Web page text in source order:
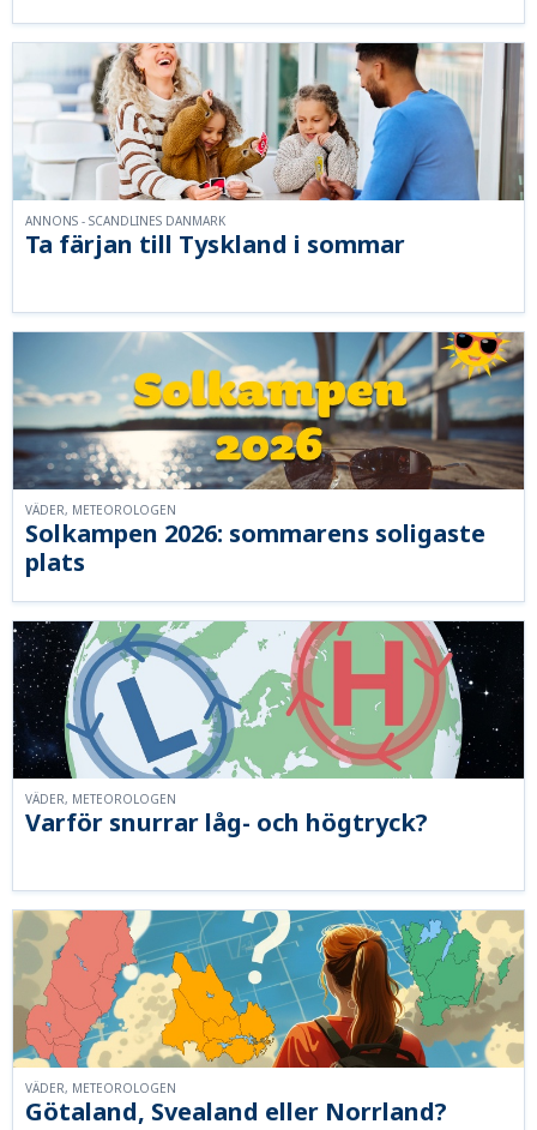
Ta färjan till Tyskland i sommar
ANNONS - SCANDLINES DANMARK
Solkampen 2026: sommarens soligaste
plats
VÄDER, METEOROLOGEN
Varför snurrar låg- och högtryck?
VÄDER, METEOROLOGEN
Götaland, Svealand eller Norrland?
VÄDER, METEOROLOGEN